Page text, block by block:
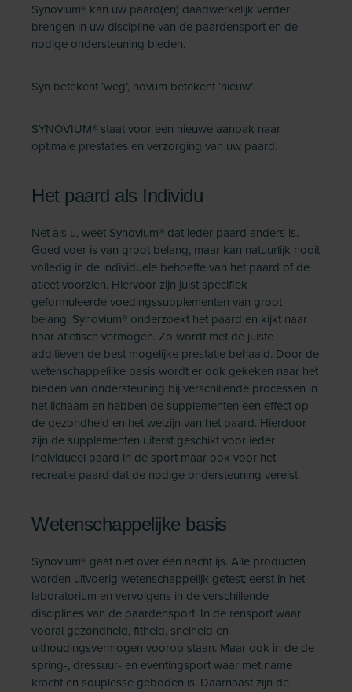
Synovium® kan uw paard(en) daadwerkelijk verder
brengen in uw discipline van de paardensport en de
nodige ondersteuning bieden.
Syn betekent ‘weg’, novum betekent ‘nieuw’.
SYNOVIUM® staat voor een nieuwe aanpak naar
optimale prestaties en verzorging van uw paard.
Het paard als Individu
Net als u, weet Synovium® dat ieder paard anders is.
Goed voer is van groot belang, maar kan natuurlijk nooit
volledig in de individuele behoefte van het paard of de
atleet voorzien. Hiervoor zijn juist specifiek
geformuleerde voedingssupplementen van groot
belang. Synovium® onderzoekt het paard en kijkt naar
haar atletisch vermogen. Zo wordt met de juiste
additieven de best mogelijke prestatie behaald. Door de
wetenschappelijke basis wordt er ook gekeken naar het
bieden van ondersteuning bij verschillende processen in
het lichaam en hebben de supplementen een effect op
de gezondheid en het welzijn van het paard. Hierdoor
zijn de supplementen uiterst geschikt voor ieder
individueel paard in de sport maar ook voor het
recreatie paard dat de nodige ondersteuning vereist.
Wetenschappelijke basis
Synovium® gaat niet over één nacht ijs. Alle producten
worden uitvoerig wetenschappelijk getest; eerst in het
laboratorium en vervolgens in de verschillende
disciplines van de paardensport. In de rensport waar
vooral gezondheid, fitheid, snelheid en
uithoudingsvermogen voorop staan. Maar ook in de de
spring-, dressuur- en eventingsport waar met name
kracht en souplesse geboden is. Daarnaast zijn de